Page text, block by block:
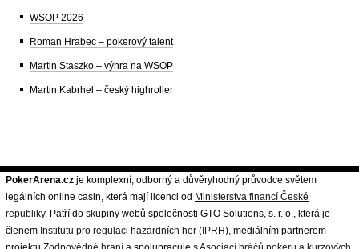
WSOP 2026
Roman Hrabec – pokerový talent
Martin Staszko – výhra na WSOP
Martin Kabrhel – český highroller
PokerArena.cz je komplexní, odborný a důvěryhodný průvodce světem
legálních online casin, která mají licenci od Ministerstva financí České
republiky. Patří do skupiny webů společnosti GTO Solutions, s. r. o., která je
členem Institutu pro regulaci hazardních her (IPRH) , mediálním partnerem